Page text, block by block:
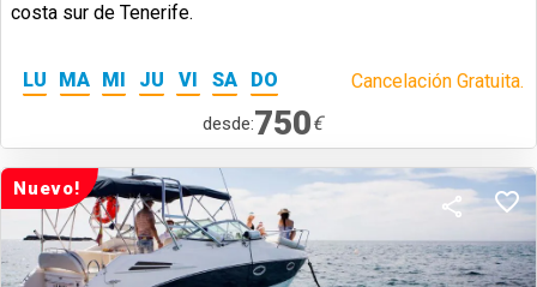
costa sur de Tenerife.
LU MA MI JU VI SA DO Cancelación Gratuita.
desde:750€
Nuevo!